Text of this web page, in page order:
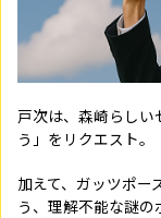
戸次は、森崎らしい
う」をリクエスト。
加えて、ガッツポー
う、理解不能な謎の